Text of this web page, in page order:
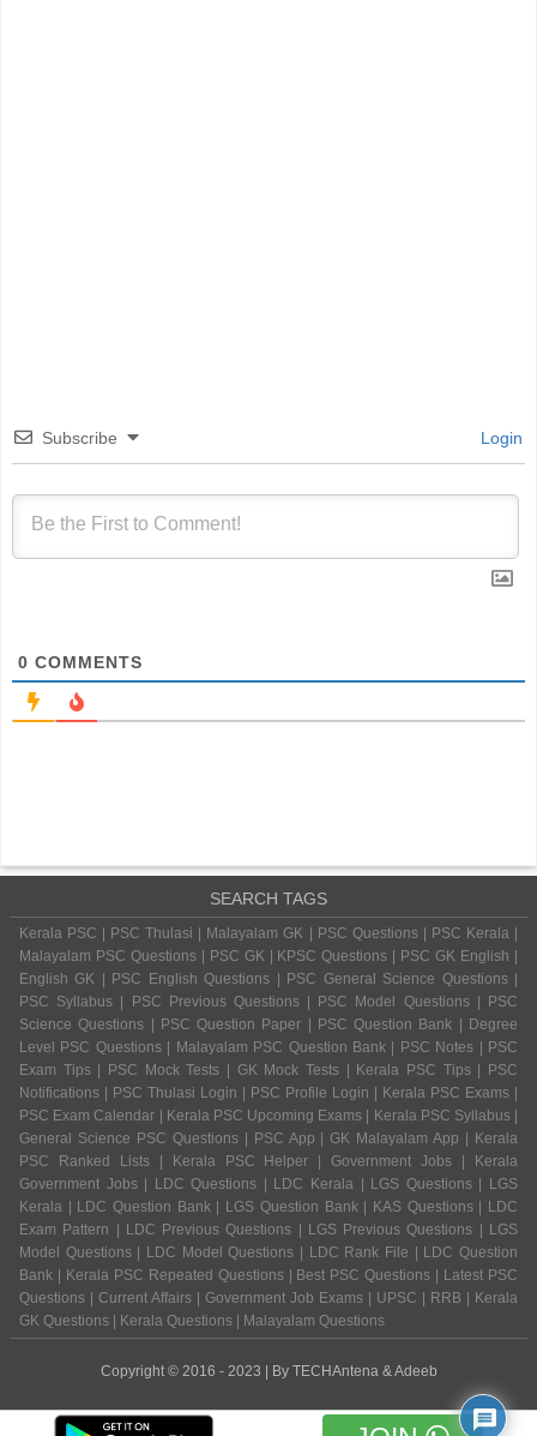
Subscribe Login
0 COMMENTS
SEARCH TAGS
Kerala PSC | PSC Thulasi | Malayalam GK | PSC Questions | PSC Kerala |
Malayalam PSC Questions | PSC GK | KPSC Questions | PSC GK English |
English GK | PSC English Questions | PSC General Science Questions |
PSC Syllabus | PSC Previous Questions | PSC Model Questions | PSC
Science Questions | PSC Question Paper | PSC Question Bank | Degree
Level PSC Questions | Malayalam PSC Question Bank | PSC Notes | PSC
Exam Tips | PSC Mock Tests | GK Mock Tests | Kerala PSC Tips | PSC
Notifications | PSC Thulasi Login | PSC Profile Login | Kerala PSC Exams |
PSC Exam Calendar | Kerala PSC Upcoming Exams | Kerala PSC Syllabus |
General Science PSC Questions | PSC App | GK Malayalam App | Kerala
PSC Ranked Lists | Kerala PSC Helper | Government Jobs | Kerala
Government Jobs | LDC Questions | LDC Kerala | LGS Questions | LGS
Kerala | LDC Question Bank | LGS Question Bank | KAS Questions | LDC
Exam Pattern | LDC Previous Questions | LGS Previous Questions | LGS
Model Questions | LDC Model Questions | LDC Rank File | LDC Question
Bank | Kerala PSC Repeated Questions | Best PSC Questions | Latest PSC
Questions | Current Affairs | Government Job Exams | UPSC | RRB | Kerala
GK Questions | Kerala Questions | Malayalam Questions
Copyright © 2016 - 2023 | By TECHAntena & Adeeb